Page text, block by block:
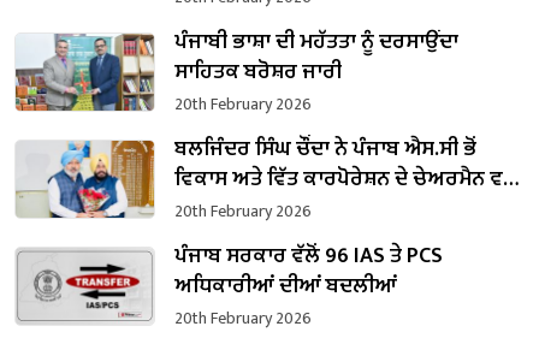
ਪੰਜਾਬੀ ਭਾਸ਼ਾ ਦੀ ਮਹੱਤਤਾ ਨੂੰ ਦਰਸਾਉਂਦਾ
ਸਾਹਿਤਕ ਬਰੋਸ਼ਰ ਜਾਰੀ
20th February 2026
ਬਲਜਿੰਦਰ ਸਿੰਘ ਚੌਂਦਾ ਨੇ ਪੰਜਾਬ ਐਸ.ਸੀ ਭੋਂ
ਵਿਕਾਸ ਅਤੇ ਵਿੱਤ ਕਾਰਪੋਰੇਸ਼ਨ ਦੇ ਚੇਅਰਮੈਨ ਵਜੋਂ
ਸੰਭਾਲਿਆ ਕਾਰਜਭਾਰ
20th February 2026
ਪੰਜਾਬ ਸਰਕਾਰ ਵੱਲੋਂ 96 IAS ਤੇ PCS
ਅਧਿਕਾਰੀਆਂ ਦੀਆਂ ਬਦਲੀਆਂ
20th February 2026